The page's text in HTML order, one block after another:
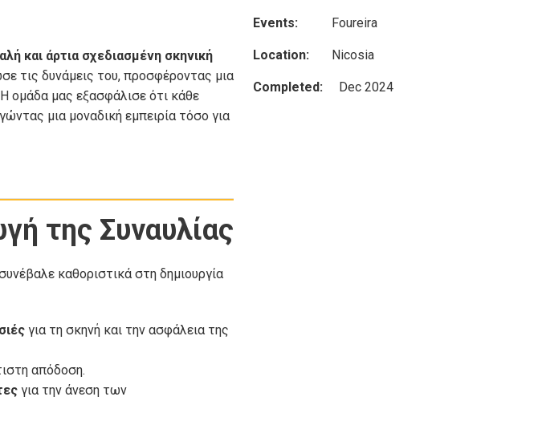
και άρτια σχεδιασμένη σκηνική
τις δυνάμεις του, προσφέροντας μια
ομάδα μας εξασφάλισε ότι κάθε
μια μοναδική εμπειρία τόσο για
της Συναυλίας
καθοριστικά στη δημιουργία
για τη σκηνή και την ασφάλεια της
απόδοση.
για την άνεση των
Events: Foureira
Location: Nicosia
Completed: Dec 2024